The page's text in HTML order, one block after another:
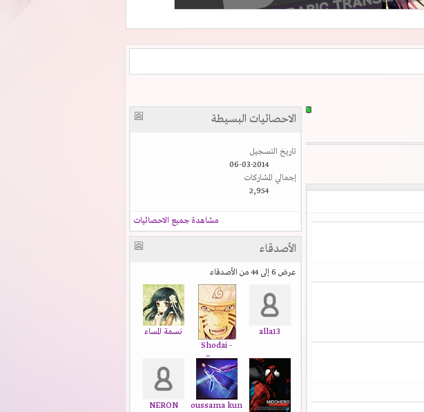
الاحصائيات البسيطة
تاريخ التسجيل
06-03-2014
إجمالي المشاركات
2,954
مشاهدة جميع الاحصائيات
الأصدقاء
عرض 6 إلى 44 من الأصدقاء
alla13
Shodai -
Sama
نسمة المساء
oussama kun
NERON